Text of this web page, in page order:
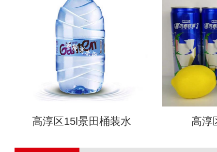
高淳区15l景田桶装水 高淳